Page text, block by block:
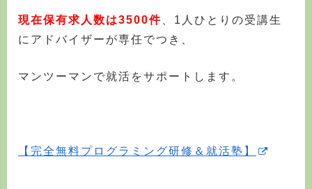
現在保有求人数は3500件 、1人ひとりの受講生
にアドバイザーが専任でつき、
マンツーマンで就活をサポートします。
【完全無料プログラミング研修＆就活塾】